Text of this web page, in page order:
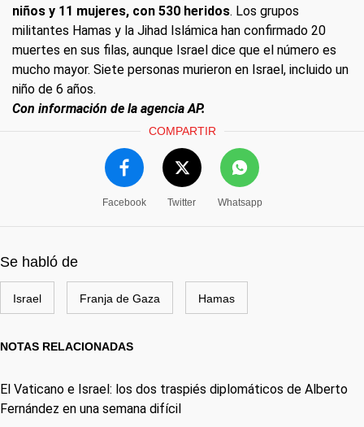
niños y 11 mujeres, con 530 heridos. Los grupos
militantes Hamas y la Jihad Islámica han confirmado 20
muertes en sus filas, aunque Israel dice que el número es
mucho mayor. Siete personas murieron en Israel, incluido un
niño de 6 años.
Con información de la agencia AP.
COMPARTIR
Facebook Twitter Whatsapp
Se habló de
Israel Franja de Gaza Hamas
NOTAS RELACIONADAS
El Vaticano e Israel: los dos traspiés diplomáticos de Alberto
Fernández en una semana difícil